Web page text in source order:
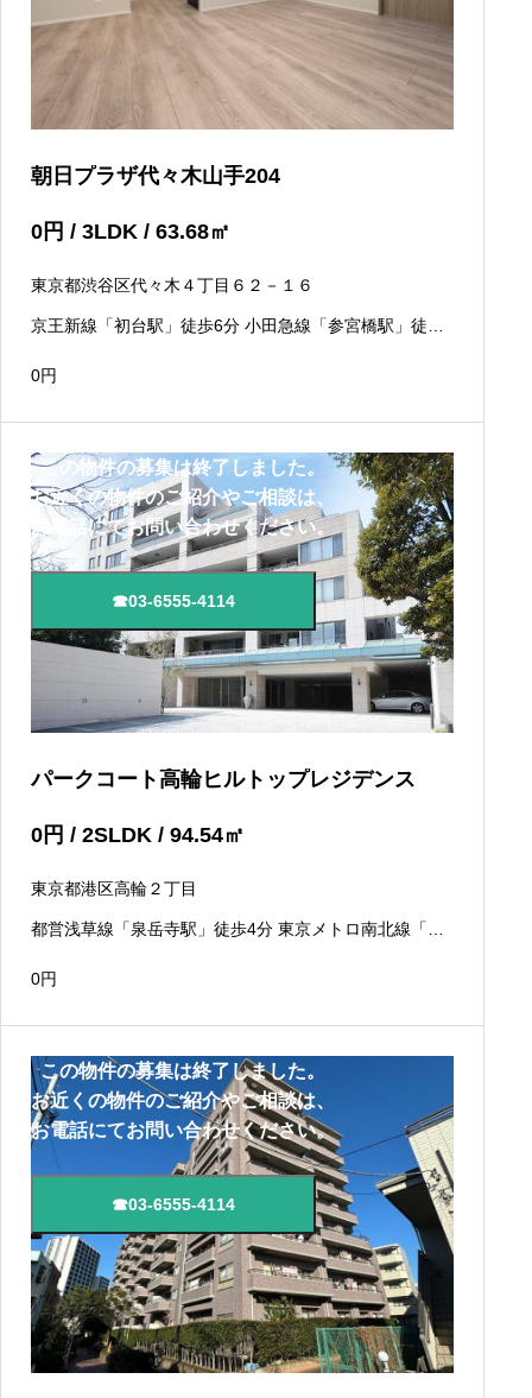
朝日プラザ代々木山手204
0 円 / 3LDK / 63.68㎡
東京都渋谷区代々木４丁目６２－１６
京王新線「初台駅」徒歩6分 小田急線「参宮橋駅」徒歩6
0円
この物件の募集は終了しました。
お近くの物件のご紹介やご相談は、
お電話にてお問い合わせください。
☎03-6555-4114
パークコート高輪ヒルトップレジデンス
0 円 / 2SLDK / 94.54㎡
東京都港区高輪２丁目
都営浅草線「泉岳寺駅」徒歩4分 東京メトロ南北線「白
0円
この物件の募集は終了しました。
お近くの物件のご紹介やご相談は、
お電話にてお問い合わせください。
☎03-6555-4114